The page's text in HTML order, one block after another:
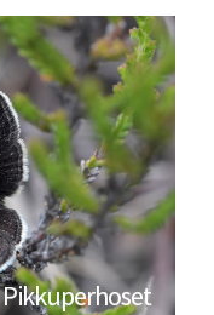
Pikkuperhoset